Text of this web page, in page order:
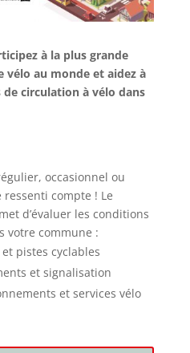
à la plus grande
vélo au monde et aidez à
circulation à vélo dans
occasionnel ou
compte ! Le
d’évaluer les conditions
votre commune :
pistes cyclables
et signalisation
et services vélo